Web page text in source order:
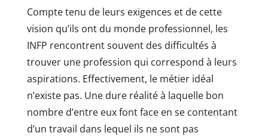
Compte tenu de leurs exigences et de cette
vision qu’ils ont du monde professionnel, les
INFP rencontrent souvent des difficultés à
trouver une profession qui correspond à leurs
aspirations. Effectivement, le métier idéal
n’existe pas. Une dure réalité à laquelle bon
nombre d’entre eux font face en se contentant
d’un travail dans lequel ils ne sont pas